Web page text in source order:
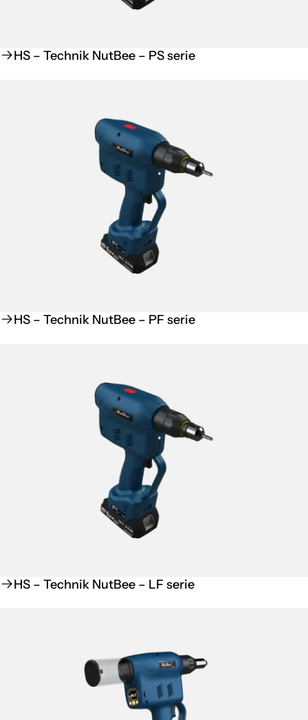
HS – Technik NutBee – PS serie
HS – Technik NutBee – PF serie
HS – Technik NutBee – LF serie